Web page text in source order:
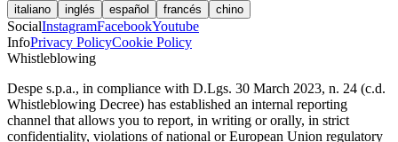
italiano inglés español francés chino
SocialInstagramFacebookYoutube
InfoPrivacy PolicyCookie Policy
Whistleblowing
Despe s.p.a., in compliance with D.Lgs. 30 March 2023, n. 24 (c.d.
Whistleblowing Decree) has established an internal reporting
channel that allows you to report, in writing or orally, in strict
confidentiality, violations of national or European Union regulatory